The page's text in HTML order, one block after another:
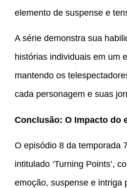
elemento de suspense e
A série demonstra sua
histórias individuais em um
mantendo os
cada personagem e suas
Conclusão: O Impacto do
O episódio 8 da temporada
intitulado ‘Turning Points’,
emoção, suspense e intriga